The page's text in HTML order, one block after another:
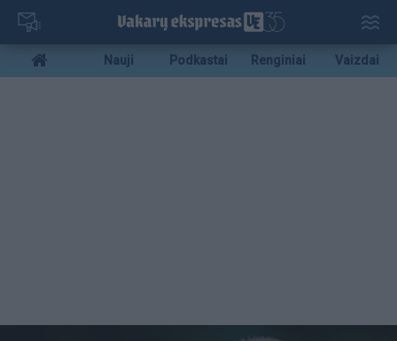
Pereiti
pagrindinį
turinį
Mobile
menu
Nauji Podkastai Renginiai Vaizdai